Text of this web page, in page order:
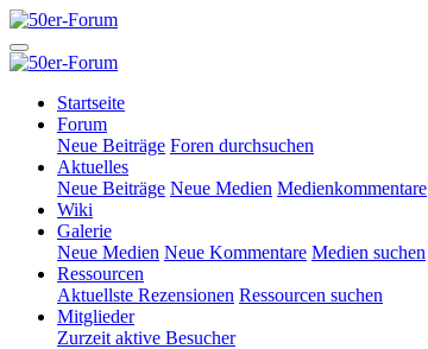
Startseite
Forum
Neue Beiträge Foren durchsuchen
Aktuelles
Neue Beiträge Neue Medien Medienkommentare
Wiki
Galerie
Neue Medien Neue Kommentare Medien suchen
Ressourcen
Aktuellste Rezensionen Ressourcen suchen
Mitglieder
Zurzeit aktive Besucher